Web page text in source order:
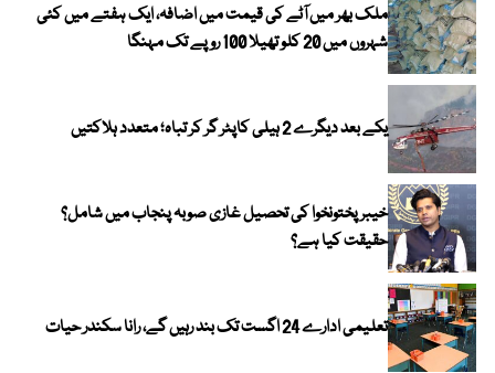
ملک بھر میں آٹے کی قیمت میں اضافہ، ایک ہفتے میں کئی
شہروں میں 20 کلو تھیلا 100 روپے تک مہنگا
یکے بعد دیگرے 2 ہیلی کاپٹر گر کر تباہ؛ متعدد ہلاکتیں
خیبر پختونخوا کی تحصیل غازی صوبہ پنجاب میں شامل؟
حقیقت کیا ہے؟
تعلیمی ادارے 24 اگست تک بند رہیں گے، رانا سکندر حیات